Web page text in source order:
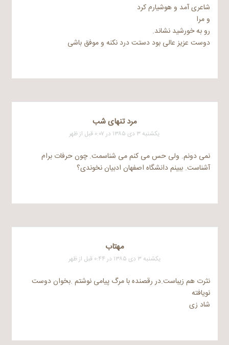
شاعری آمد و هوشیارم کرد
و مرا
رو به خورشید نشاند.
دوست عزیز عالی بود دستت درد نکنه و موفق باشی
مرد تنهای شب
یکشنبه ۳ دی ۱۳۸۵ در ۰:۰۷ قبل از ظهر
نمی دونم. ولی حس می کنم می شناسمت. چون حرفات برام
آشناست. ببینم دانشگاه اصفهان ادبیان نخوندی؟
مهتاب
یکشنبه ۳ دی ۱۳۸۵ در ۰:۴۴ قبل از ظهر
نثرت هم زیباست.در رقصنده با مرگ پیامی نوشتم .بخوان دوست
نویافته
شاد زی